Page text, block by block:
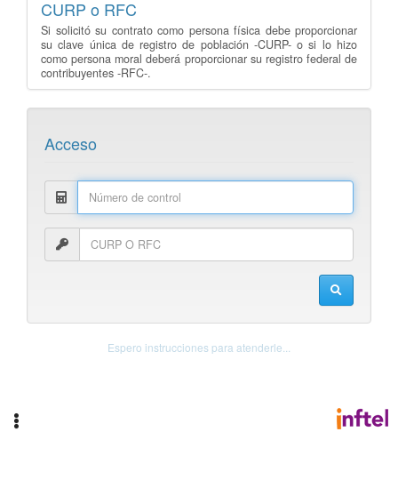
CURP o RFC
Si solicitó su contrato como persona física debe proporcionar
su clave única de registro de población -CURP- o si lo hizo
como persona moral deberá proporcionar su registro federal de
contribuyentes -RFC-.
Acceso
Espero instrucciones para atenderle...